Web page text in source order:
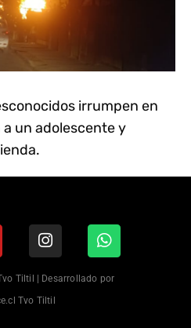
irrumpen en
un adolescente y
Tiltil | Desarrollado por
Tvo Tiltil